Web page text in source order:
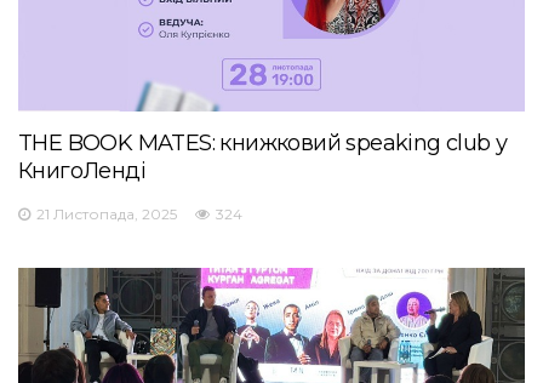
THE BOOK MATES: книжковий speaking club у
КнигоЛенді
21 Листопада, 2025 324